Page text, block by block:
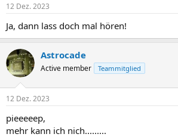
12 Dez. 2023
Ja, dann lass doch mal hören!
Astrocade
Active member Teammitglied
12 Dez. 2023
pieeeeep,
mehr kann ich nich.........